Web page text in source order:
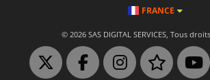
FRANCE
© 2026 SAS DIGITAL SERVICES, Tous